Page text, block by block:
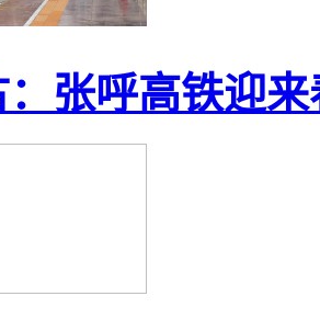
：张呼高铁迎